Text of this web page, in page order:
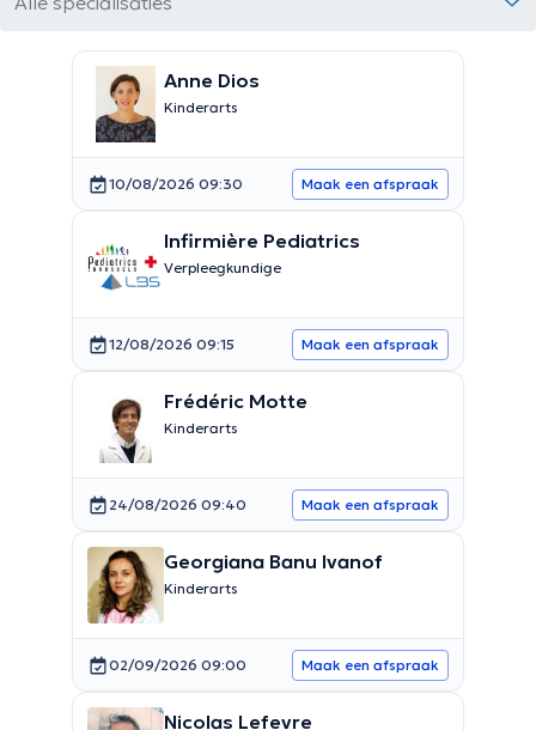
Anne Dios
Kinderarts
10/08/2026 09:30 Maak een afspraak
Infirmière Pediatrics
Verpleegkundige
12/08/2026 09:15 Maak een afspraak
Frédéric Motte
Kinderarts
24/08/2026 09:40 Maak een afspraak
Georgiana Banu Ivanof
Kinderarts
02/09/2026 09:00 Maak een afspraak
Nicolas Lefevre